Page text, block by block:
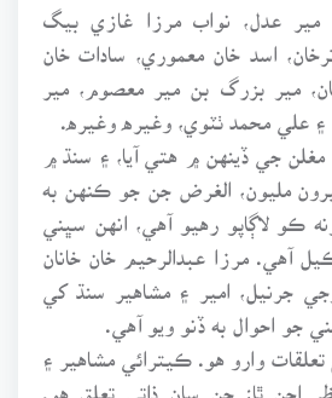
مير عدل، نواب مرزا غازي بيگ
اسد خان معموري، سادات خان
مير بزرگ بن مير معصوم، مير
۽ علي محمد ٺٽوي، وغيره وغيره.
مغلن جي ڏينهن ۾ هتي آيا، ۽ سنڌ ۾
مليون، الغرض جن جو ڪنهن به
ڪو لاڳاپو رهيو آهي، انهن سڀني
آهي. مرزا عبدالرحيم خان خانان
جرنيل، امير ۽ مشاهير سنڌ کي
جو احوال به ڏنو ويو آهي.
تعلقات وارو هو. ڪيترائي مشاهير ۽
اچن ٿا؛ جن سان ذاتي تعلق هو.